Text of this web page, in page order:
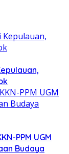
PPM UGM
Budaya